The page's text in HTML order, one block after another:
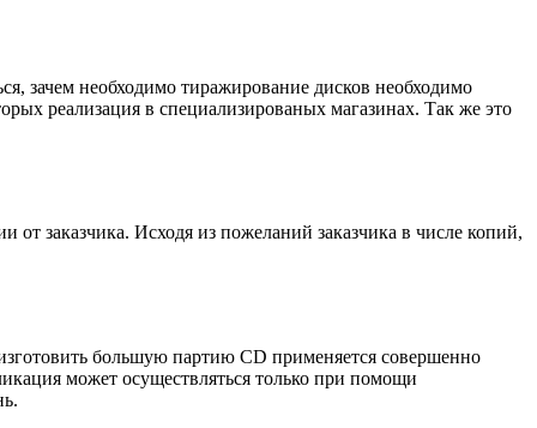
зачем необходимо тиражирование дисков необходимо
реализация в специализированых магазинах. Так же это
заказчика. Исходя из пожеланий заказчика в числе копий,
большую партию CD применяется совершенно
может осуществляться только при помощи